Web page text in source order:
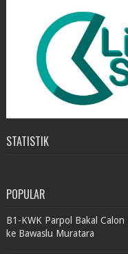
STATISTIK
POPULAR
B1-KWK Parpol Bakal
ke Bawaslu Muratara